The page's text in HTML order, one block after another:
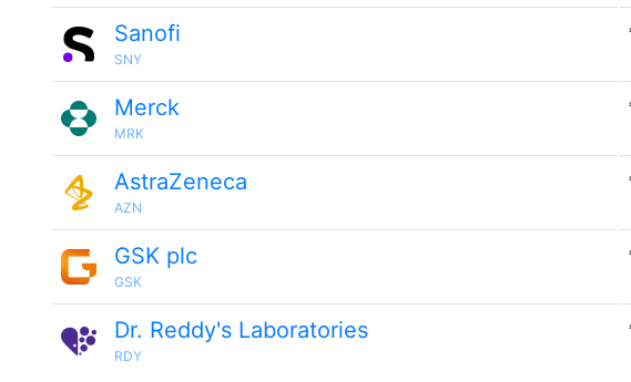
Sanofi
SNY
Merck
MRK
AstraZeneca
AZN
GSK plc
GSK
Dr. Reddy's Laboratories
RDY